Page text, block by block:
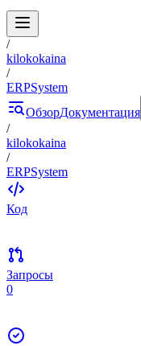
/
kilokokaina
/
ERPSystem
ОбзорДокументация
/
kilokokaina
/
ERPSystem
Код
Запросы
0